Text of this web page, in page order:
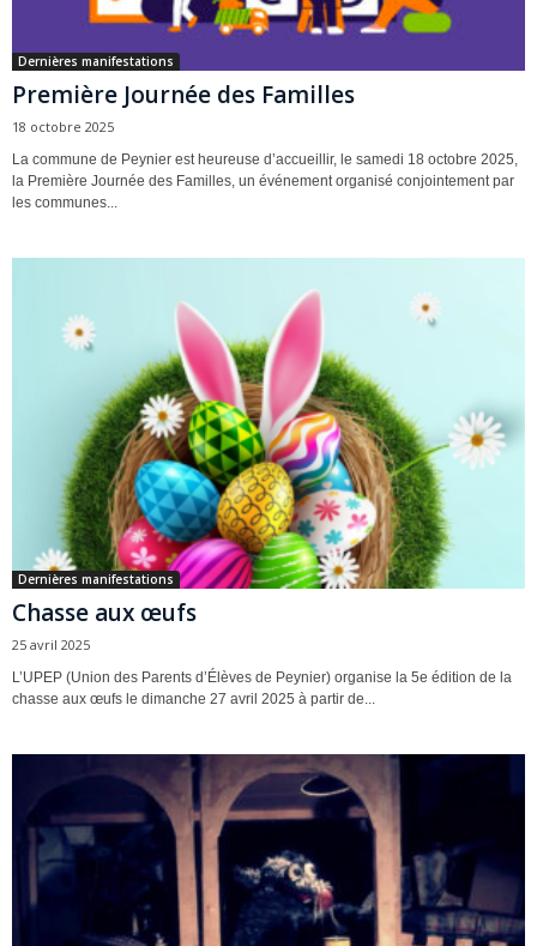
Dernières manifestations
Première Journée des Familles
18 octobre 2025
La commune de Peynier est heureuse d’accueillir, le samedi 18 octobre 2025,
la Première Journée des Familles, un événement organisé conjointement par
les communes...
Dernières manifestations
Chasse aux œufs
25 avril 2025
L’UPEP (Union des Parents d’Élèves de Peynier) organise la 5e édition de la
chasse aux œufs le dimanche 27 avril 2025 à partir de...